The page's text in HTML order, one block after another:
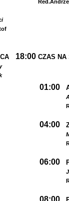
Red.
18:00 CZAS NA
01:00
04:00
06:00
08:00